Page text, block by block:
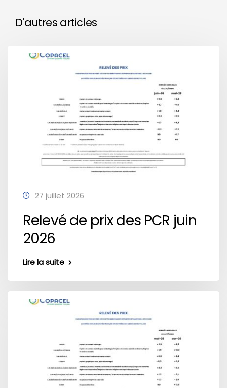
D'autres articles
27 juillet 2026
Relevé de prix des PCR juin
2026
Lire la suite